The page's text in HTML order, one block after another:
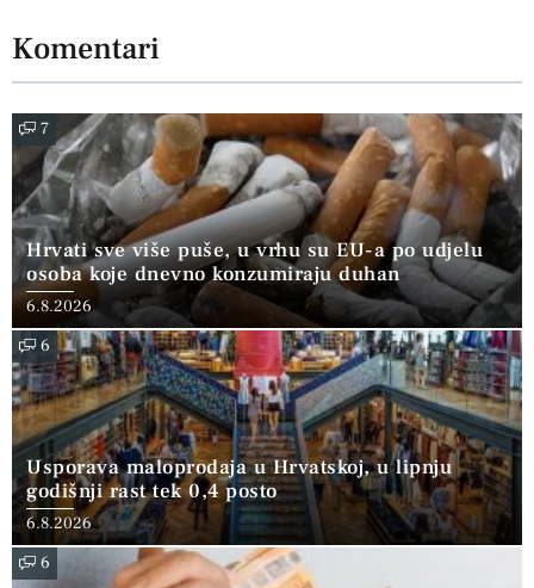
Komentari
7
Hrvati sve više puše, u vrhu su EU-a po udjelu
osoba koje dnevno konzumiraju duhan
6.8.2026
6
Usporava maloprodaja u Hrvatskoj, u lipnju
godišnji rast tek 0,4 posto
6.8.2026
6